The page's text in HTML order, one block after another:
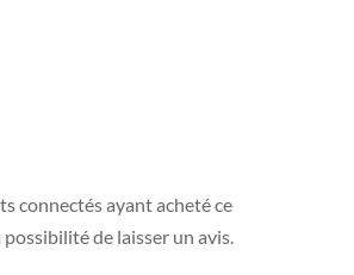
connectés ayant acheté ce
de laisser un avis.